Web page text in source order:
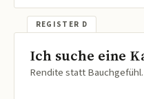
Ich suche eine
Rendite statt Bauchgefühl.